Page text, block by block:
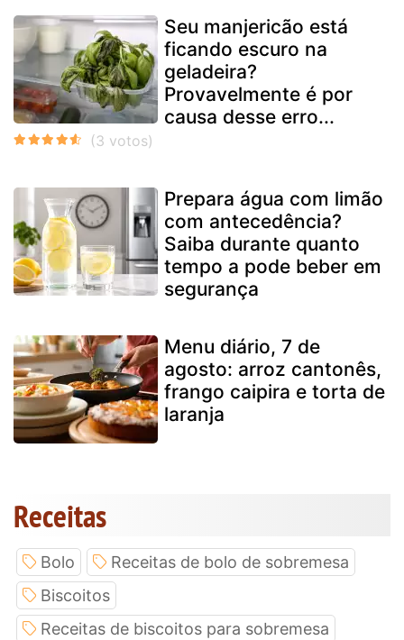
Seu manjericão está
ficando escuro na
geladeira?
Provavelmente é por
causa desse erro...
Prepara água com limão
com antecedência?
Saiba durante quanto
tempo a pode beber em
segurança
Menu diário, 7 de
agosto: arroz cantonês,
frango caipira e torta de
laranja
Receitas
Bolo
Receitas de bolo de sobremesa
Biscoitos
Receitas de biscoitos para sobremesa